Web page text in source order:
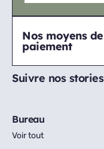
Nos moyens de
paiement
Suivre nos stories
Bureau
Voir tout